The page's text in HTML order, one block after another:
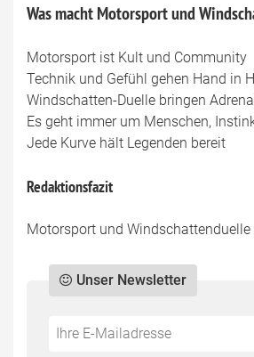
Was macht Motorsport und
Motorsport ist Kult und Community
Technik und Gefühl gehen Hand in
Windschatten-Duelle bringen
Es geht immer um Menschen,
Jede Kurve hält Legenden bereit
Redaktionsfazit
Motorsport und
Do
Unser Newsletter
*Ihre